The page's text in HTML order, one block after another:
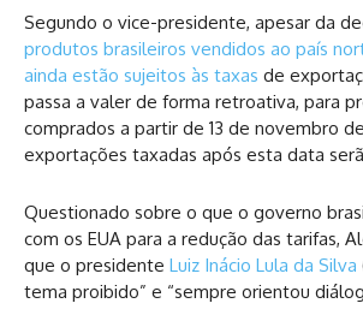
Segundo o vice-presidente, apesar da
produtos brasileiros vendidos ao país
ainda estão sujeitos às taxas de
passa a valer de forma retroativa, para
comprados a partir de 13 de novembro
exportações taxadas após esta data
Questionado sobre o que o governo
com os EUA para a redução das tarifas,
que o presidente Luiz Inácio Lula da Silva
tema proibido” e “sempre orientou